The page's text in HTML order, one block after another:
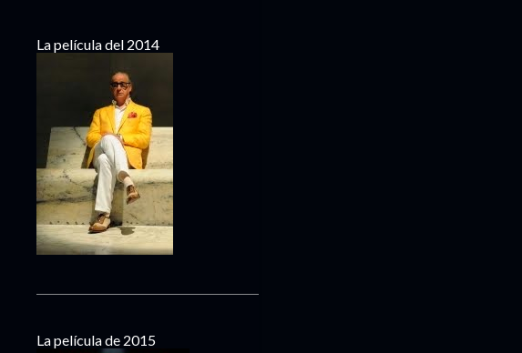
La película del 2014
La película de 2015